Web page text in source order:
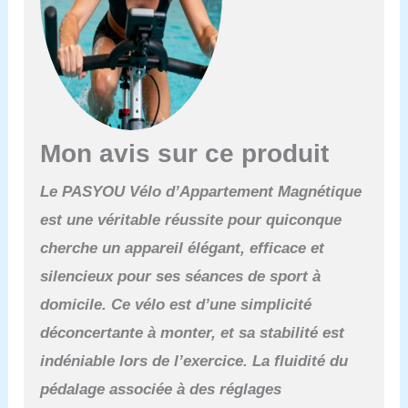
pliable dispose d’un siège
réglable en 4 niveaux,
adapté aux utilisateurs de
différentes tailles. Il
assure une position
genoux. Deux positions
d’entraînement offrent
Grâce à son design
pliable, il est peu
encombrant et idéal pour
les petits espaces. [Écran
LCD interactif] : Suivez
vos progrès grâce à
l’écran LCD du Vélos de
Fitness Magnétique
Pliable MERACH.
montre des indicateurs
Mon avis sur ce produit
Le PASYOU Vélo d’Appartement Magnétique
est une véritable réussite pour quiconque
cherche un appareil élégant, efficace et
silencieux pour ses séances de sport à
domicile. Ce vélo est d’une simplicité
déconcertante à monter, et sa stabilité est
indéniable lors de l’exercice. La fluidité du
pédalage associée à des réglages